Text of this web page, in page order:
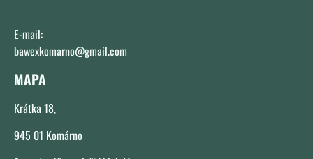
E-mail:
bawexkomarno@gmail.com
MAPA
Krátka 18,
945 01 Komárno